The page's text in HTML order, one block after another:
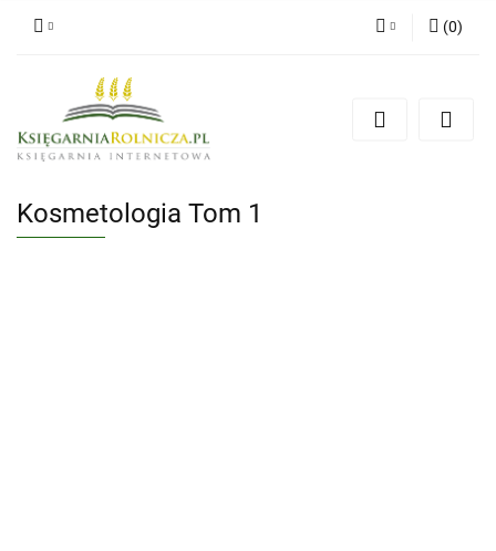
Zarejestruj się
(0)
Kosmetologia Tom 1